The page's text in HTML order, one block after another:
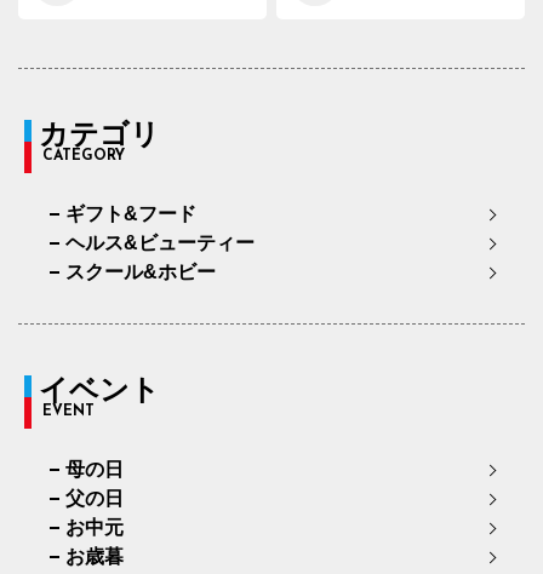
カテゴリ
CATEGORY
ギフト&フード
ヘルス&ビューティー
スクール&ホビー
イベント
EVENT
母の日
父の日
お中元
お歳暮